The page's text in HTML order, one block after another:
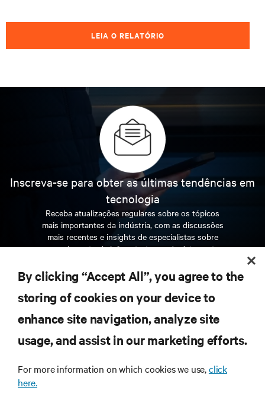
LEIA O RELATÓRIO
Inscreva-se para obter as últimas tendências em
tecnologia
Receba atualizações regulares sobre os tópicos
mais importantes da indústria, com as discussões
mais recentes e insights de especialistas sobre
gerenciamento de infraestrutura e de data center.
INSCREVA-SE AGORA
RECURSOS
CORPORATIVO
By clicking “Accept All”, you agree to the
storing of cookies on your device to
enhance site navigation, analyze site
usage, and assist in our marketing efforts.
For more information on which cookies we use,click
here.